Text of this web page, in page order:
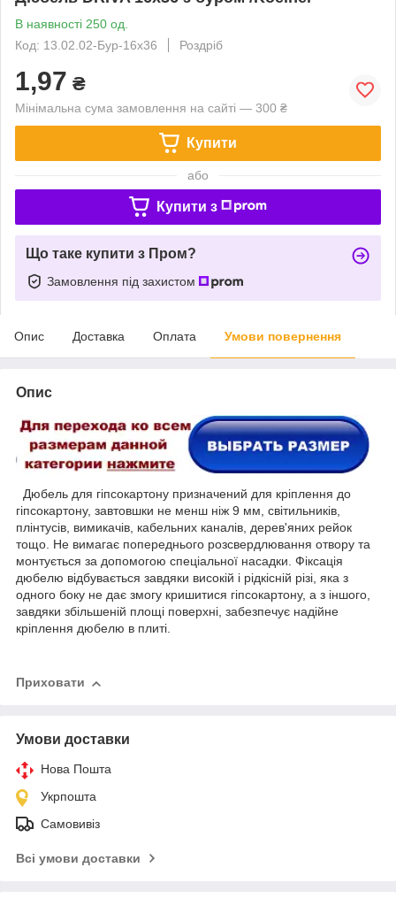
В наявності 250 од.
Код: 13.02.02-Бур-16х36
Роздріб
1,97 ₴
Мінімальна сума замовлення на сайті — 300 ₴
Купити
або
Купити з
Що таке купити з Пром?
Замовлення під захистом
Опис Доставка Оплата Умови повернення
Опис
Дюбель для гіпсокартону призначений для кріплення до
гіпсокартону, завтовшки не менш ніж 9 мм, світильників,
плінтусів, вимикачів, кабельних каналів, дерев'яних рейок
тощо. Не вимагає попереднього розсвердлювання отвору та
монтується за допомогою спеціальної насадки. Фіксація
дюбелю відбувається завдяки високій і рідкісній різі, яка з
одного боку не дає змогу кришитися гіпсокартону, а з іншого,
завдяки збільшеній площі поверхні, забезпечує надійне
кріплення дюбелю в плиті.
Приховати
Умови доставки
Нова Пошта
Укрпошта
Самовивіз
Всі умови доставки